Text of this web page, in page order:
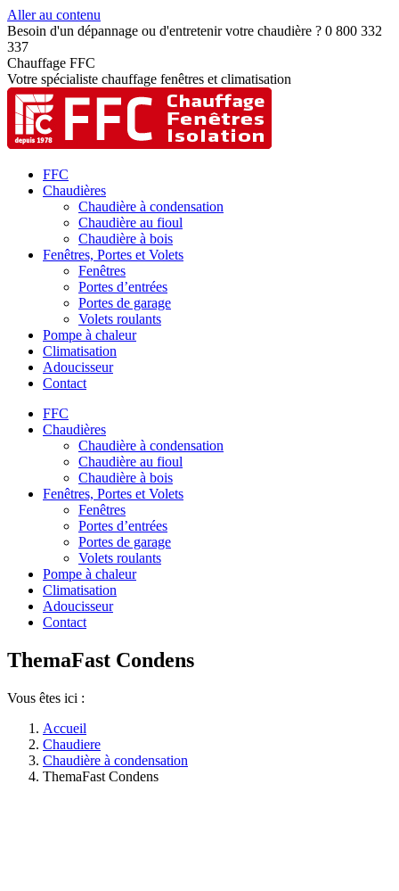
Aller au contenu
Besoin d'un dépannage ou d'entretenir votre chaudière ? 0 800 332
337
Chauffage FFC
Votre spécialiste chauffage fenêtres et climatisation
FFC
Chaudières
Chaudière à condensation
Chaudière au fioul
Chaudière à bois
Fenêtres, Portes et Volets
Fenêtres
Portes d’entrées
Portes de garage
Volets roulants
Pompe à chaleur
Climatisation
Adoucisseur
Contact
FFC
Chaudières
Chaudière à condensation
Chaudière au fioul
Chaudière à bois
Fenêtres, Portes et Volets
Fenêtres
Portes d’entrées
Portes de garage
Volets roulants
Pompe à chaleur
Climatisation
Adoucisseur
Contact
ThemaFast Condens
Vous êtes ici :
Accueil
Chaudiere
Chaudière à condensation
ThemaFast Condens